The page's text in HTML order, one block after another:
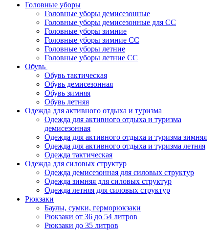
Головные уборы
Головные уборы демисезонные
Головные уборы демисезонные для СС
Головные уборы зимние
Головные уборы зимние СС
Головные уборы летние
Головные уборы летние СС
Обувь
Обувь тактическая
Обувь демисезонная
Обувь зимняя
Обувь летняя
Одежда для активного отдыха и туризма
Одежда для активного отдыха и туризма
демисезонная
Одежда для активного отдыха и туризма зимняя
Одежда для активного отдыха и туризма летняя
Одежда тактическая
Одежда для силовых структур
Одежда демисезонная для силовых структур
Одежда зимняя для силовых структур
Одежда летняя для силовых структур
Рюкзаки
Баулы, сумки, герморюкзаки
Рюкзаки от 36 до 54 литров
Рюкзаки до 35 литров